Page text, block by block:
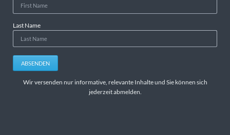
Last Name
ABSENDEN
Wir versenden nur informative, relevante Inhalte und Sie können sich
jederzeit abmelden.